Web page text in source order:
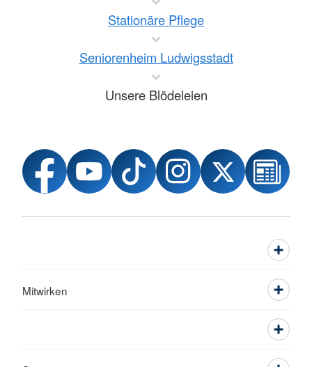
Stationäre Pflege
Seniorenheim Ludwigsstadt
Unsere Blödeleien
Mitwirken